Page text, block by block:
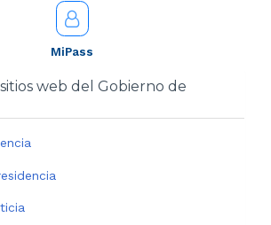
MiPass
web del Gobierno de